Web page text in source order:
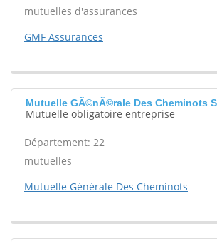
mutuelles d'assurances
GMF Assurances
Mutuelle GÃ©nÃ©rale Des Cheminots
Mutuelle obligatoire entreprise
Département: 22
mutuelles
Mutuelle Générale Des Cheminots